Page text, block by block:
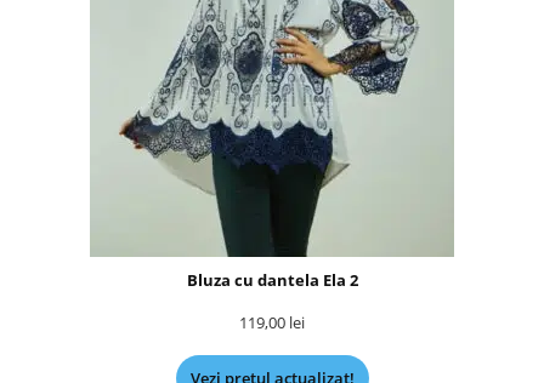
Bluza cu dantela Ela 2
119,00 lei
Vezi prețul actualizat!